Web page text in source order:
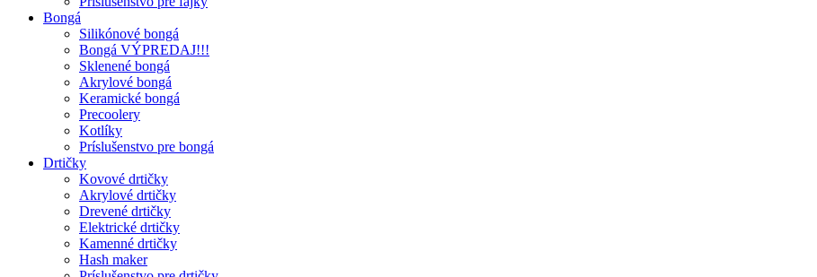
Bongá
Silikónové bongá
Bongá VÝPREDAJ!!!
Sklenené bongá
Akrylové bongá
Keramické bongá
Precoolery
Kotlíky
Príslušenstvo pre bongá
Drtičky
Kovové drtičky
Akrylové drtičky
Drevené drtičky
Elektrické drtičky
Kamenné drtičky
Hash maker